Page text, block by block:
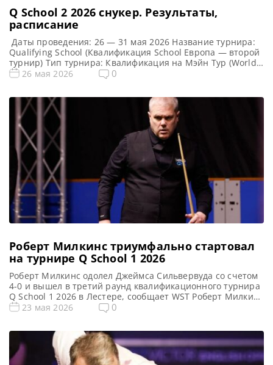
Q School 2 2026 cнукер. Результаты,
расписание
Даты проведения: 26 — 31 мая 2026 Название турнира:
Qualifying School (Квалификация School Европа — второй
турнир) Тип турнира: Квалификация на Мэйн Тур (World
Snooker Tour) Арена: Mattioli Arena Место проведения
разыграно восемь карт World Snooker Tour, а финалисты
(ПОБЕДИТЕЛИ) каждого из […]
26 мая 2026 0
Роберт Милкинс триумфально стартовал
на турнире Q School 1 2026
Роберт Милкинс одолел Джеймса Сильвервуда со счетом
4-0 и вышел в третий раунд квалификационного турнира
Q School 1 2026 в Лестере, сообщает WST Роберт Милкинс
уверенно начал свою попытку по возвращению в
впечатляющую форму, одержав убедительную победу
над Джеймсом Сильвервудом со счетом 4-0 в первом же
матче квалификационного […]
23 мая 2026 0